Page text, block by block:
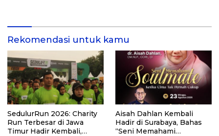
Rekomendasi untuk kamu
SedulurRun 2026: Charity
Run Terbesar di Jawa
Timur Hadir Kembali,
Aisah Dahlan Kembali
Hadir di Surabaya, Bahas
“Seni Memahami